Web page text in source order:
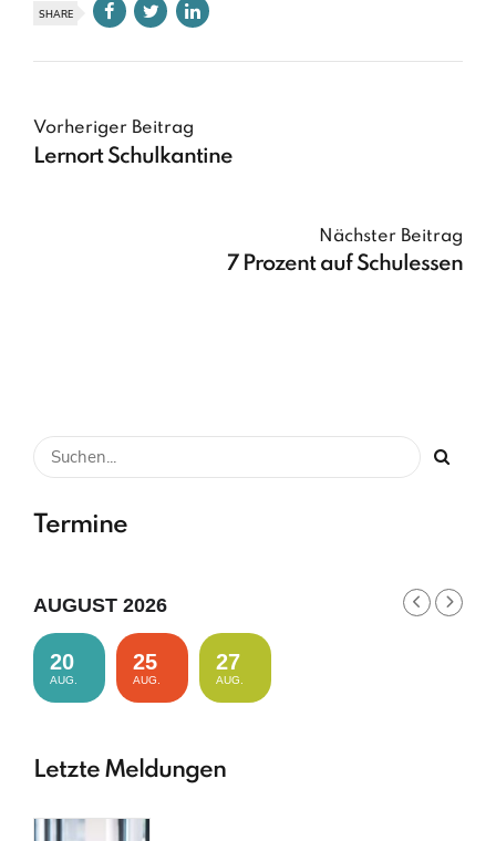
SHARE
Vorheriger Beitrag
Lernort Schulkantine
Nächster Beitrag
7 Prozent auf Schulessen
Termine
AUGUST 2026
20
AUG.
25
AUG.
27
AUG.
Letzte Meldungen